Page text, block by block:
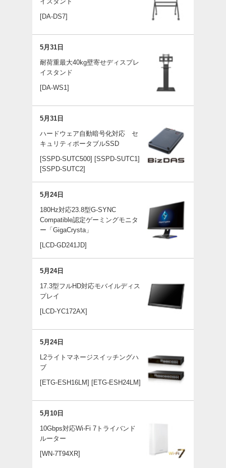
[DA-DS7]
5月31日
耐荷重最大40kg壁寄せディスプレ
イスタンド
[DA-WS1]
5月31日
ハードウェア自動暗号化対応 セ
キュリティポータブルSSD
[SSPD-SUTC500] [SSPD-SUTC1]
[SSPD-SUTC2]
5月24日
180Hz対応23.8型G-SYNC
Compatible認定ゲーミングモニタ
ー「GigaCrysta」
[LCD-GD241JD]
5月24日
17.3型フルHD対応モバイルディス
プレイ
[LCD-YC172AX]
5月24日
L2ライトマネージスイッチングハ
ブ
[ETG-ESH16LM] [ETG-ESH24LM]
5月10日
10Gbps対応Wi-Fi 7トライバンド
ルーター
[WN-7T94XR]